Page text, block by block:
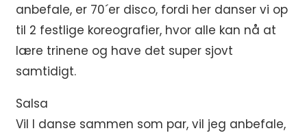
anbefale, er 70´er disco, fordi her danser vi op
til 2 festlige koreografier, hvor alle kan nå at
lære trinene og have det super sjovt
samtidigt.
Salsa
Vil I danse sammen som par, vil jeg anbefale,